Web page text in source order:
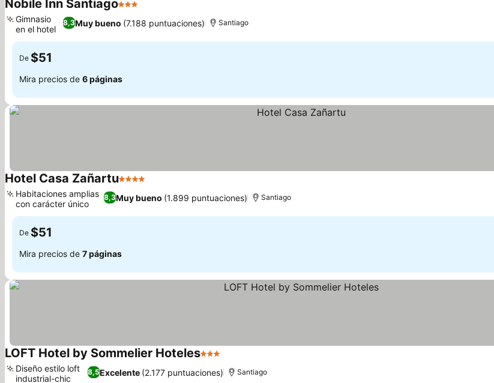
Nobile Inn Santiago3 Estrellas
8,3Muy bueno (7.188 puntuaciones)
Gimnasio
en el hotel
Santiago
De $51
Mira precios de 6 páginas
Hotel Casa Zañartu4 Estrellas
8,3Muy bueno (1.899 puntuaciones)
Habitaciones amplias
con carácter único
Santiago
De $51
Mira precios de 7 páginas
LOFT Hotel by Sommelier Hoteles3 Estrellas
8,5Excelente (2.177 puntuaciones)
Diseño estilo loft
industrial-chic
Santiago